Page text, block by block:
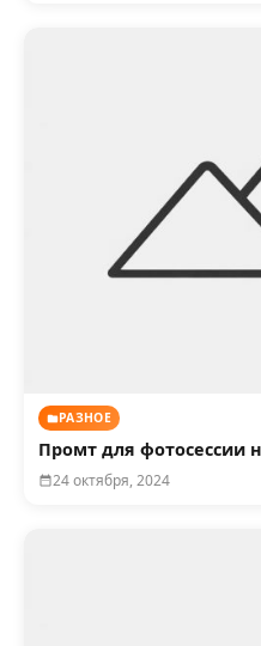
РАЗНОЕ
Промт для фотосессии
24 октября, 2024